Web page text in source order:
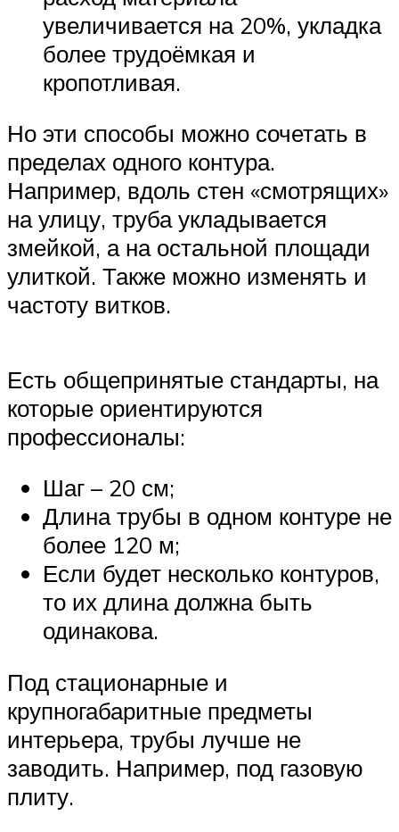
увеличивается на 20%, укладка
более трудоёмкая и
кропотливая.
Но эти способы можно сочетать в
пределах одного контура.
Например, вдоль стен «смотрящих»
на улицу, труба укладывается
змейкой, а на остальной площади
улиткой. Также можно изменять и
частоту витков.
Есть общепринятые стандарты, на
которые ориентируются
профессионалы:
Шаг – 20 см;
Длина трубы в одном контуре не
более 120 м;
Если будет несколько контуров,
то их длина должна быть
одинакова.
Под стационарные и
крупногабаритные предметы
интерьера, трубы лучше не
заводить. Например, под газовую
плиту.